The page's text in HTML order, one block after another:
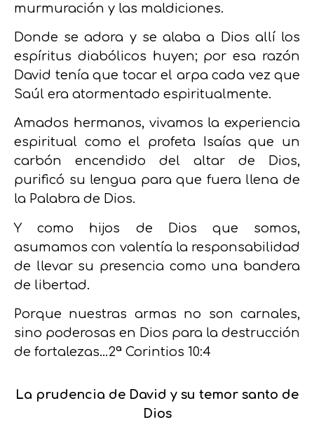
murmuración y las maldiciones.
Donde se adora y se alaba a Dios allí los
espíritus diabólicos huyen; por esa razón
David tenía que tocar el arpa cada vez que
Saúl era atormentado espiritualmente.
Amados hermanos, vivamos la experiencia
espiritual como el profeta Isaías que un
carbón encendido del altar de Dios,
purificó su lengua para que fuera llena de
la Palabra de Dios.
Y como hijos de Dios que somos,
asumamos con valentía la responsabilidad
de llevar su presencia como una bandera
de libertad.
Porque nuestras armas no son carnales,
sino poderosas en Dios para la destrucción
de fortalezas…2ª Corintios 10:4
La prudencia de David y su temor santo de
Dios